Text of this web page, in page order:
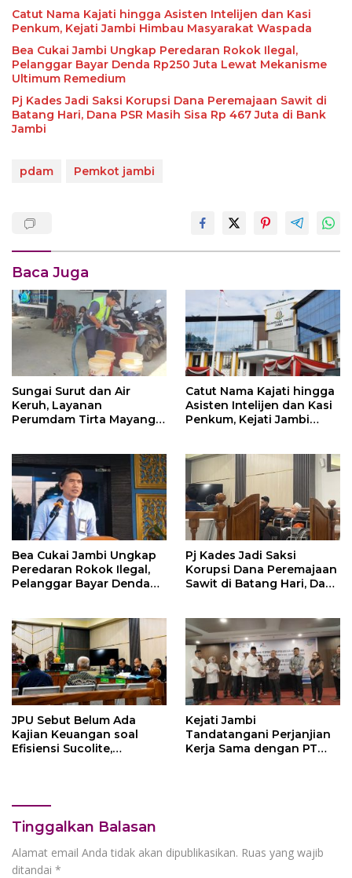
Catut Nama Kajati hingga Asisten Intelijen dan Kasi
Penkum, Kejati Jambi Himbau Masyarakat Waspada
Bea Cukai Jambi Ungkap Peredaran Rokok Ilegal,
Pelanggar Bayar Denda Rp250 Juta Lewat Mekanisme
Ultimum Remedium
Pj Kades Jadi Saksi Korupsi Dana Peremajaan Sawit di
Batang Hari, Dana PSR Masih Sisa Rp 467 Juta di Bank
Jambi
pdam Pemkot jambi
Baca Juga
Sungai Surut dan Air
Keruh, Layanan
Perumdam Tirta Mayang
Catut Nama Kajati hingga
Asisten Intelijen dan Kasi
Penkum, Kejati Jambi
Bea Cukai Jambi Ungkap
Peredaran Rokok Ilegal,
Pelanggar Bayar Denda
Remedium
Pj Kades Jadi Saksi
Korupsi Dana Peremajaan
Sawit di Batang Hari, Dana
JPU Sebut Belum Ada
Kajian Keuangan soal
Efisiensi Sucolite,
Kejati Jambi
Tandatangani Perjanjian
Kerja Sama dengan PT
Tinggalkan Balasan
Alamat email Anda tidak akan dipublikasikan. Ruas yang wajib
ditandai *